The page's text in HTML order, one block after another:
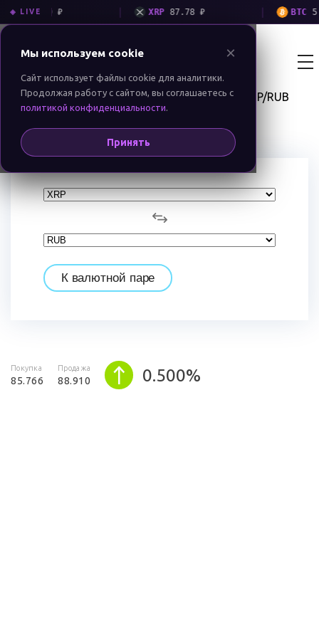
◈ LIVE
3 759 ₽ XRP 87.78 ₽ BTC 5
BIT MONEY Екатеринбург
RU
Обменник криптовалют BitMoney Котировки XRP/RUB
Конвертация XRP/RUB
К валютной паре
Покупка
85.766
Продажа
88.910 0.500%
Мы используем cookie ×
Сайт использует файлы cookie для аналитики.
Продолжая работу с сайтом, вы соглашаетесь с
политикой конфиденциальности.
Принять